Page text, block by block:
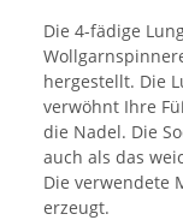
Die 4-fädige
hergestellt. Die
verwöhnt Ihre
die Nadel. Die
auch als das
Die verwendete
erzeugt.